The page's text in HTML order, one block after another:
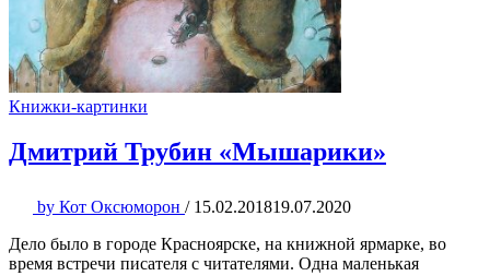
Книжки-картинки
Дмитрий Трубин «Мышарики»
by Кот Оксюморон / 15.02.201819.07.2020
Дело было в городе Красноярске, на книжной ярмарке, во
время встречи писателя с читателями. Одна маленькая